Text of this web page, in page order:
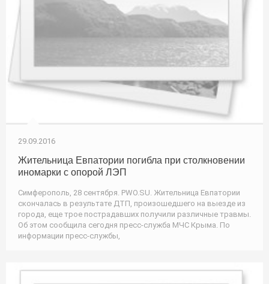
29.09.2016
Жительница Евпатории погибла при столкновении
иномарки с опорой ЛЭП
Симферополь, 28 сентября. PWO.SU. Жительница Евпатории
скончалась в результате ДТП, произошедшего на выезде из
города, еще трое пострадавших получили различные травмы.
Об этом сообщила сегодня пресс-служба МЧС Крыма. По
информации пресс-службы,